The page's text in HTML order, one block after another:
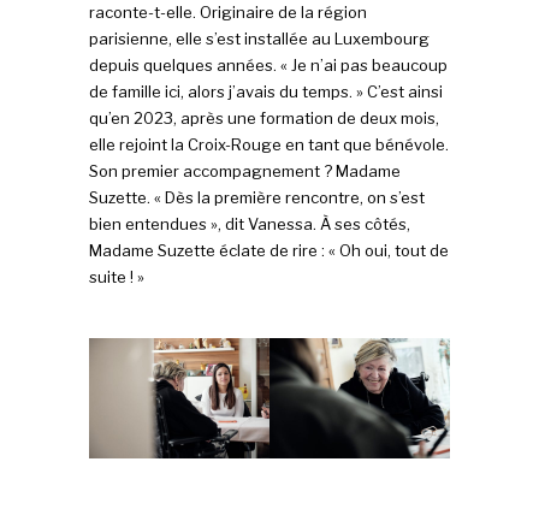
raconte-t-elle. Originaire de la région
parisienne, elle s’est installée au Luxembourg
depuis quelques années. « Je n’ai pas beaucoup
de famille ici, alors j’avais du temps. » C’est ainsi
qu’en 2023, après une formation de deux mois,
elle rejoint la Croix-Rouge en tant que bénévole.
Son premier accompagnement ? Madame
Suzette. « Dès la première rencontre, on s’est
bien entendues », dit Vanessa. À ses côtés,
Madame Suzette éclate de rire : « Oh oui, tout de
suite ! »